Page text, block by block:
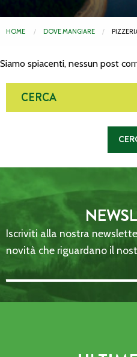
HOME DOVE MANGIARE
Siamo spiacenti, nessun post
CERCA
Iscriviti alla nostra
novità che riguardano il
Email Address::: (required)